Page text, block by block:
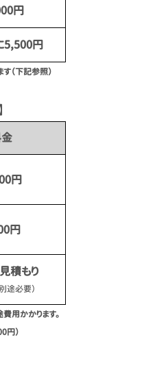
円
5,500円
（下記参照）
円
円
積もり
途必要）
用かかります。
円）